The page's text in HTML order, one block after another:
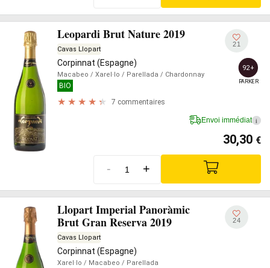
Leopardi Brut Nature 2019
Cavas Llopart
Corpinnat (Espagne)
Macabeo / Xarel·lo / Parellada / Chardonnay
BIO
7 commentaires
21
92+
PARKER
Envoi immédiat i
30,30 €
- +
Llopart Imperial Panoràmic
Brut Gran Reserva 2019
Cavas Llopart
Corpinnat (Espagne)
Xarel·lo / Macabeo / Parellada
24